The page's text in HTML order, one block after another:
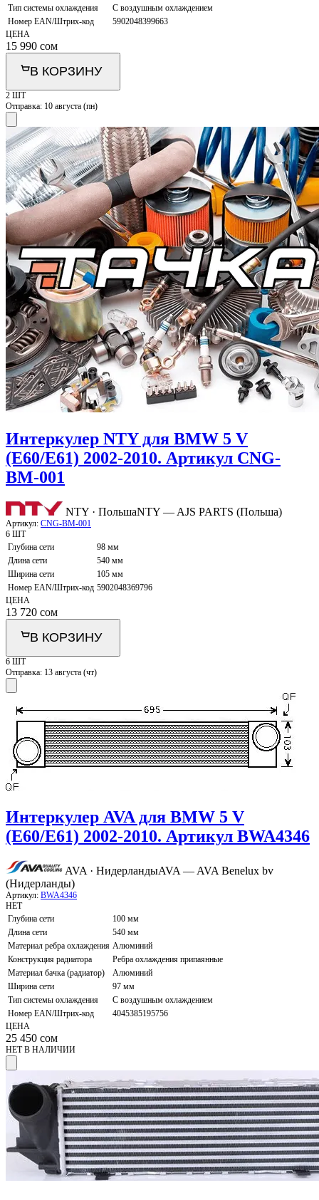
Тип системы охлаждения
С воздушным охлаждением
Номер EAN/Штрих-код
5902048399663
ЦЕНА
15 990 сом
В КОРЗИНУ
2 ШТ
Отправка: 10 августа (пн)
Интеркулер NTY для BMW 5 V
(E60/E61) 2002-2010. Артикул CNG-
BM-001
NTY · ПольшаNTY — AJS PARTS (Польша)
Артикул: CNG-BM-001
6 ШТ
Глубина сети
98 мм
Длина сети
540 мм
Ширина сети
105 мм
Номер EAN/Штрих-код 5902048369796
ЦЕНА
13 720 сом
В КОРЗИНУ
6 ШТ
Отправка: 13 августа (чт)
Интеркулер AVA для BMW 5 V
(E60/E61) 2002-2010. Артикул BWA4346
AVA · НидерландыAVA — AVA Benelux bv
(Нидерланды)
Артикул: BWA4346
НЕТ
Глубина сети
100 мм
Длина сети
540 мм
Материал ребра охлаждения Алюминий
Конструкция радиатора
Ребра охлаждения припаянные
Материал бачка (радиатор)
Алюминий
Ширина сети
97 мм
Тип системы охлаждения
С воздушным охлаждением
Номер EAN/Штрих-код
4045385195756
ЦЕНА
25 450 сом
НЕТ В НАЛИЧИИ